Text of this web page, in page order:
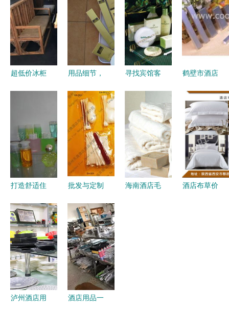
超低价冰柜
用品细节，
卓灏日用品
引领消费升
级的实证思
考
寻找宾馆客
品和酒店用
品的生产厂
家与价格指
南
鹤壁市酒店
打造舒适住
索扬州远锦
旅游用品厂
的高品质酒
店一次性用
品
批发与定制
锁定一次性
棉签TOP级
厂家合作\n
核心关键词
一次性棉签
批发、一次
海南酒店毛
酒店布草价
泸州酒店用
酒店用品一